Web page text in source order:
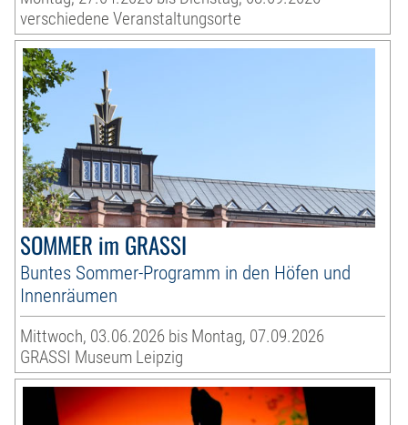
verschiedene Veranstaltungsorte
SOMMER im GRASSI
Buntes Sommer-Programm in den Höfen und
Innenräumen
Mittwoch, 03.06.2026 bis Montag, 07.09.2026
GRASSI Museum Leipzig